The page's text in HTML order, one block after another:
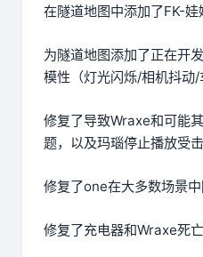
在隧道地图中添加了FK-
为隧道地图添加了正在开
模性（灯光闪烁/相机抖动/
修复了导致Wraxe和可能
题，以及玛瑙停止播放受
修复了one在大多数场景
修复了充电器和Wraxe死